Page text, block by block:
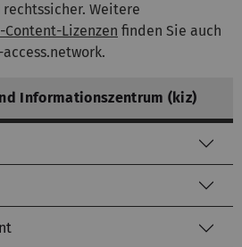
Weitere
Lizenzen finden Sie auch
Informationszentrum (kiz)